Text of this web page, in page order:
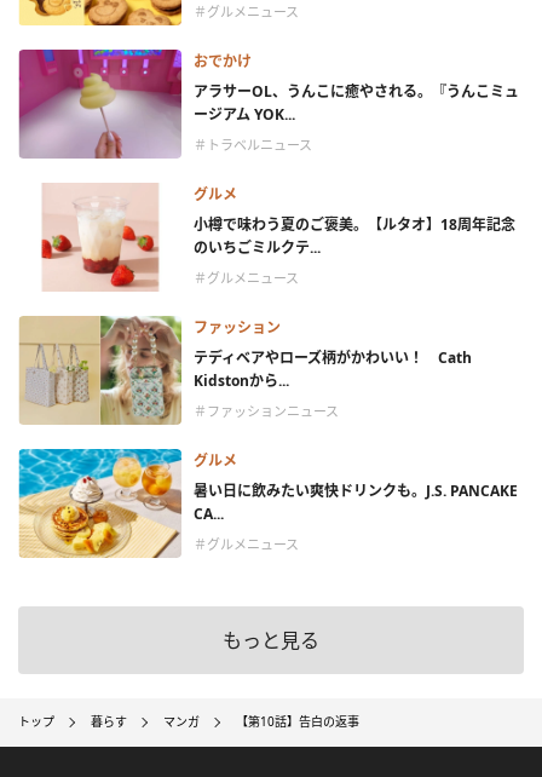
＃グルメニュース
おでかけ
アラサーOL、うんこに癒やされる。『うんこミュ
ージアム YOK...
＃トラベルニュース
グルメ
小樽で味わう夏のご褒美。【ルタオ】18周年記念
のいちごミルクテ...
＃グルメニュース
ファッション
テディベアやローズ柄がかわいい！ Cath
Kidstonから...
＃ファッションニュース
グルメ
暑い日に飲みたい爽快ドリンクも。J.S. PANCAKE
CA...
＃グルメニュース
もっと見る
トップ 暮らす マンガ 【第10話】告白の返事